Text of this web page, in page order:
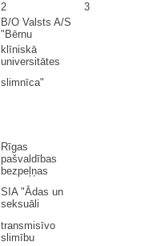
2
3
B/O Valsts A/S
"Bērnu
klīniskā
universitātes
slimnīca"
Rīgas
pašvaldības
bezpeļņas
SIA "Ādas un
seksuāli
transmisīvo
slimību